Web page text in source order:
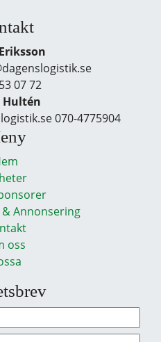
07 72
Hultén
070-4775904
Annonsering
oss